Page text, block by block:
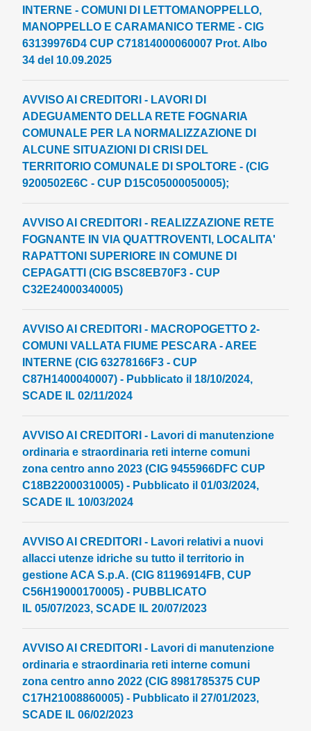
INTERNE - COMUNI DI LETTOMANOPPELLO,
MANOPPELLO E CARAMANICO TERME - CIG
63139976D4 CUP C71814000060007 Prot. Albo
34 del 10.09.2025
AVVISO AI CREDITORI - LAVORI DI
ADEGUAMENTO DELLA RETE FOGNARIA
COMUNALE PER LA NORMALIZZAZIONE DI
ALCUNE SITUAZIONI DI CRISI DEL
TERRITORIO COMUNALE DI SPOLTORE - (CIG
9200502E6C - CUP D15C05000050005);
AVVISO AI CREDITORI - REALIZZAZIONE RETE
FOGNANTE IN VIA QUATTROVENTI, LOCALITA'
RAPATTONI SUPERIORE IN COMUNE DI
CEPAGATTI (CIG BSC8EB70F3 - CUP
C32E24000340005)
AVVISO AI CREDITORI - MACROPOGETTO 2-
COMUNI VALLATA FIUME PESCARA - AREE
INTERNE (CIG 63278166F3 - CUP
C87H1400040007) - Pubblicato il 18/10/2024,
SCADE IL 02/11/2024
AVVISO AI CREDITORI - Lavori di manutenzione
ordinaria e straordinaria reti interne comuni
zona centro anno 2023 (CIG 9455966DFC CUP
C18B22000310005) - Pubblicato il 01/03/2024,
SCADE IL 10/03/2024
AVVISO AI CREDITORI - Lavori relativi a nuovi
allacci utenze idriche su tutto il territorio in
gestione ACA S.p.A. (CIG 81196914FB, CUP
C56H19000170005) - PUBBLICATO
IL 05/07/2023, SCADE IL 20/07/2023
AVVISO AI CREDITORI - Lavori di manutenzione
ordinaria e straordinaria reti interne comuni
zona centro anno 2022 (CIG 8981785375 CUP
C17H21008860005) - Pubblicato il 27/01/2023,
SCADE IL 06/02/2023